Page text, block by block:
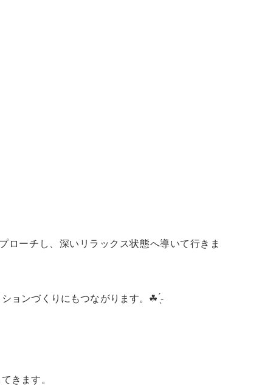
ローチし、深いリラックス状態へ導いて行きま
ョンづくりにもつながります。☘ ̖́-
きます。